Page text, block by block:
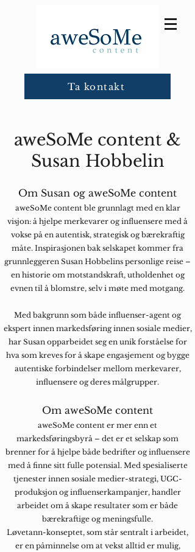
Ta kontakt
aweSoMe content &
Susan Hobbelin
Om Susan og aweSoMe content
aweSoMe content ble grunnlagt med en klar
visjon: å hjelpe merkevarer og influensere med å
vokse på en autentisk, strategisk og bærekraftig
måte. Inspirasjonen bak selskapet kommer fra
grunnleggeren Susan Hobbelins personlige reise –
en historie om motstandskraft, utholdenhet og
evnen til å blomstre, selv i møte med motgang.
Med bakgrunn som både influenser-agent og
ekspert innen markedsføring innen sosiale medier,
har Susan opparbeidet seg en unik forståelse for
hva som kreves for å skape engasjement og bygge
autentiske forbindelser mellom merkevarer,
influensere og deres målgrupper.
Om aweSoMe content
aweSoMe content er mer enn et
markedsføringsbyrå – det er et selskap som
brenner for å hjelpe både bedrifter og influensere
med å finne sitt fulle potensial. Med spesialiserte
tjenester innen sosiale medier-strategi, UGC-
produksjon og influenserkampanjer, handler
arbeidet om å skape resultater som er både
bærekraftige og meningsfulle.
Løvetann-konseptet, som står sentralt i arbeidet,
er en påminnelse om at vekst alltid er mulig,